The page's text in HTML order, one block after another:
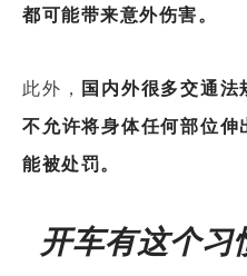
都可能带来意外伤害。
此外， 国内外很多交通法
不允许将身体任何部位
能被处罚。
开车有这个习